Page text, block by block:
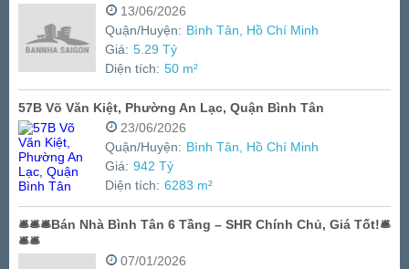
13/06/2026
Quận/Huyện: Bình Tân, Hồ Chí Minh
Giá: 5.29 Tỷ
Diện tích: 50 m²
57B Võ Văn Kiệt, Phường An Lạc, Quận Bình Tân
23/06/2026
Quận/Huyện: Bình Tân, Hồ Chí Minh
Giá: 942 Tỷ
Diện tích: 6283 m²
🛎🛎🛎Bán Nhà Bình Tân 6 Tầng – SHR Chính Chủ, Giá Tốt!🛎
🛎🛎
07/01/2026